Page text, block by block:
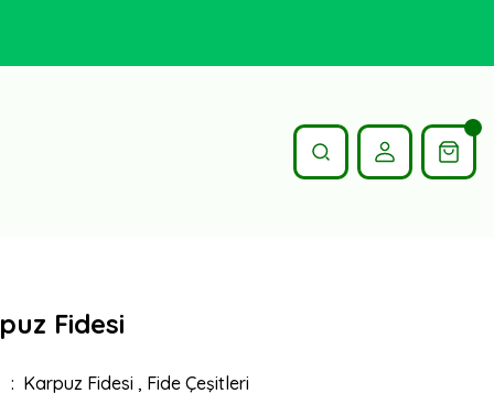
Fidesi
Karpuz Fidesi , Fide Çeşitleri